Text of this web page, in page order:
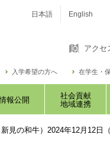
日本語 English
アクセ
入学希望の方へ 在学生・
報公開
社会貢献
地域連携
の和牛）2024年12月12日（